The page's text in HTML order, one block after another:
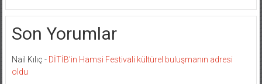
Son Yorumlar
Nail Kılıç - DİTİB’in Hamsi Festivali kültürel buluşmanın adresi
oldu